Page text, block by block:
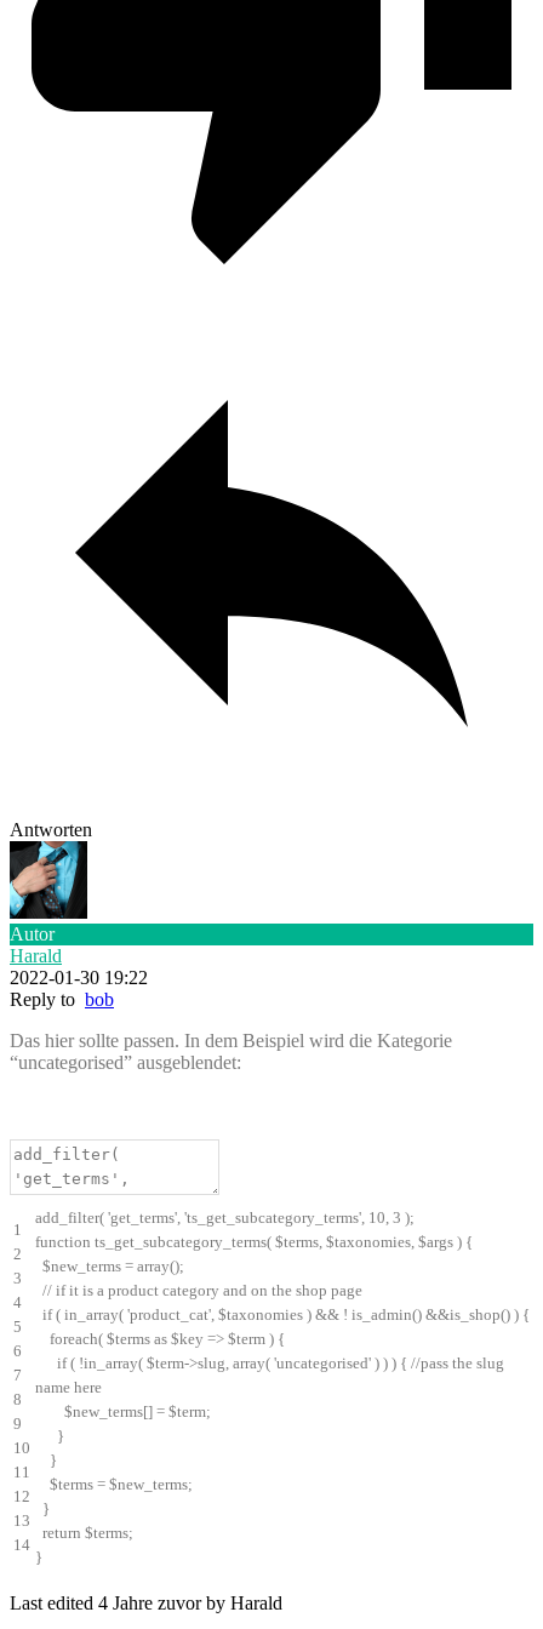
Antworten
Autor
Harald
2022-01-30 19:22
Reply to bob
Das hier sollte passen. In dem Beispiel wird die Kategorie
“uncategorised” ausgeblendet:
1
2
3
4
5
6
7
8
9
10
11
12
13
14
add_filter( 'get_terms', 'ts_get_subcategory_terms', 10, 3 );
function ts_get_subcategory_terms( $terms, $taxonomies, $args ) {
$new_terms = array();
// if it is a product category and on the shop page
if ( in_array( 'product_cat', $taxonomies ) && ! is_admin() &&is_shop() ) {
foreach( $terms as $key => $term ) {
if ( !in_array( $term->slug, array( 'uncategorised' ) ) ) { //pass the slug
name here
$new_terms[] = $term;
}
}
$terms = $new_terms;
}
return $terms;
}
Last edited 4 Jahre zuvor by Harald